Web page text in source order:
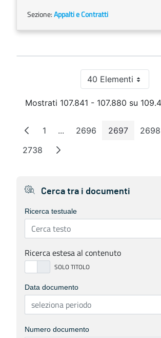
Sezione:Appalti e Contratti
40 ElementiPer pagina
Mostrati 107.841 - 107.880 su
Pagina
1 ...Pagine intermedie
Pagina
2696 Pagina
2697 2698
Pagina
2738
Cerca tra i documenti
Ricerca testuale
Ricerca estesa al contenuto
Data documento
Numero documento